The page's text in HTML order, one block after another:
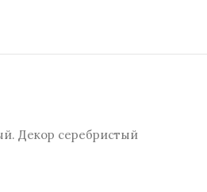
Декор серебристый